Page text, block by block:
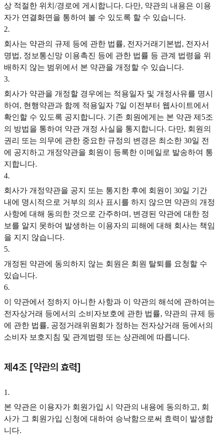
상 적절한 위치/경로에 게시합니다. 다만, 약관의 내용은 이용
자가 연결화면을 통하여 볼 수 있도록 할 수 있습니다.
2.
회사는 약관의 규제 등에 관한 법률, 전자거래기본법, 전자서
명법, 정보통신망 이용촉진 등에 관한 법률 등 관계 법령을 위
배하지 않는 범위에서 본 약관을 개정할 수 있습니다.
3.
회사가 약관을 개정할 경우에는 적용일자 및 개정사유를 명시
하여, 현행약관과 함께 적용일자 7일 이전부터 웹사이트에서
확인할 수 있도록 공지합니다. 기존 회원에게는 본 약관 제5조
의 방법을 통하여 약관 개정 사실을 통지합니다. 다만, 회원의
권리 또는 의무에 관한 중요한 규정의 변경은 최소한 30일 전
에 공지하고 개정약관을 회원이 등록한 이메일로 발송하여 통
지합니다.
4.
회사가 개정약관을 공지 또는 통지한 후에 회원이 30일 기간
내에 명시적으로 거부의 의사 표시를 하지 않으면 약관의 개정
사항에 대해 동의한 것으로 간주하며, 변경된 약관에 대한 정
보를 알지 못하여 발생하는 이용자의 피해에 대해 회사는 책임
을 지지 않습니다.
5.
개정된 약관에 동의하지 않는 회원은 회원 탈퇴를 요청할 수
있습니다.
6.
이 약관에서 정하지 아니한 사항과 이 약관의 해석에 관하여는
전자상거래 등에서의 소비자보호에 관한 법률, 약관의 규제 등
에 관한 법률, 공정거래위원회가 정하는 전자상거래 등에서의
소비자 보호지침 및 관계법령 또는 상관례에 따릅니다.
제4조 [약관의 효력]
1 .
본 약관은 이용자가 회원가입 시 약관의 내용에 동의하고, 회
사가 그 회원가입 신청에 대하여 승낙함으로써 효력이 발생합
니다.